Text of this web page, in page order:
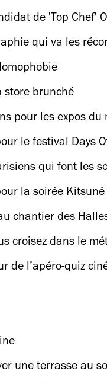
de 'Top Chef'
qui va les
store brunché
pour les expos du
le festival Days
qui font les
la soirée
chantier des
croisez dans le
de l’apéro-quiz
une terrasse au